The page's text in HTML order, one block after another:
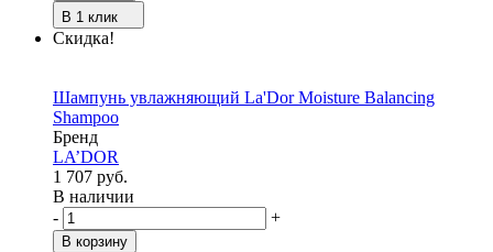
В 1 клик
Скидка!
Шампунь увлажняющий La'Dor Moisture Balancing
Shampoo
Бренд
LA’DOR
1 707 руб.
В наличии
-
+
В корзину